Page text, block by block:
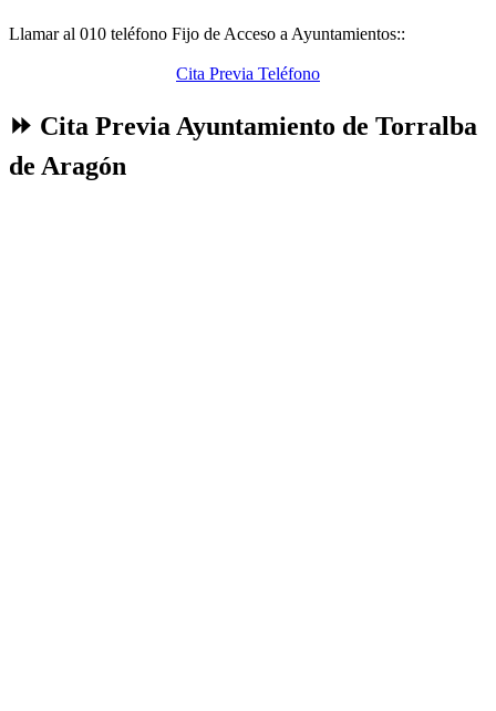
Llamar al 010 teléfono Fijo de Acceso a Ayuntamientos::
Cita Previa Teléfono
⏩ Cita Previa Ayuntamiento de Torralba
de Aragón